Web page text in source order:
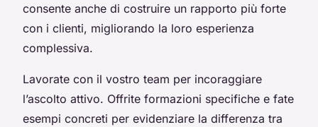
consente anche di costruire un rapporto più forte
con i clienti, migliorando la loro esperienza
complessiva.
Lavorate con il vostro team per incoraggiare
l’ascolto attivo. Offrite formazioni specifiche e fate
esempi concreti per evidenziare la differenza tra